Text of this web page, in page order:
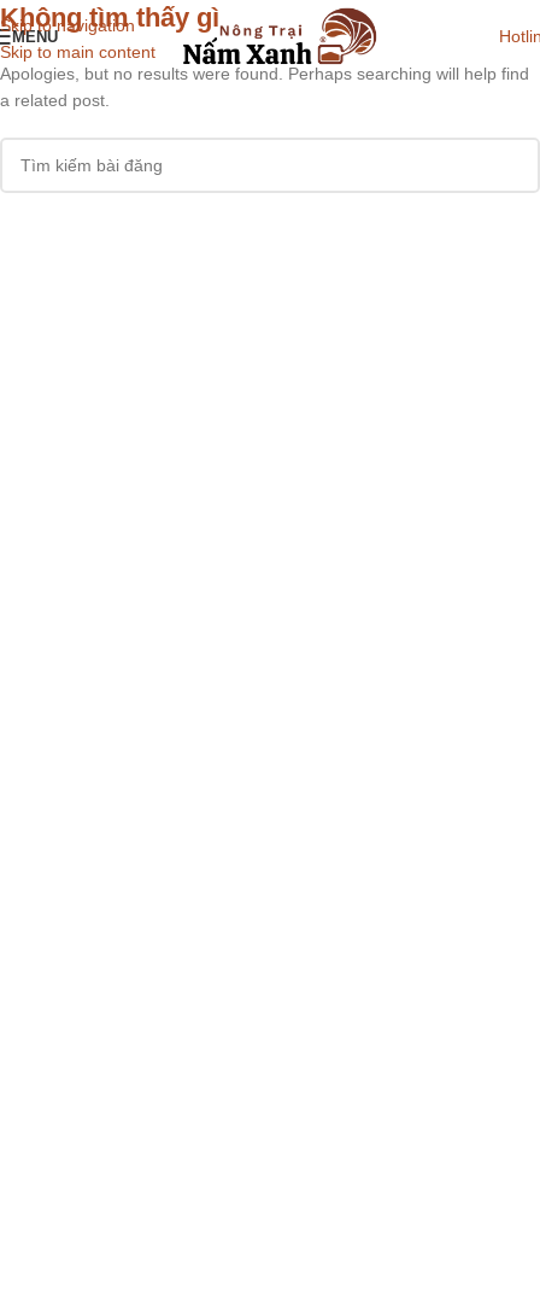
Skip to navigation
Skip to main content
MENU
Không tìm thấy gì
Apologies, but no results were found. Perhaps searching will help find
a related post.